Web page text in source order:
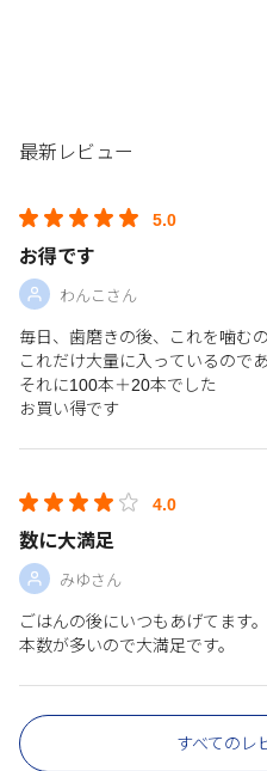
最新レビュー
5.0
お得です
わんこさん
毎日、歯磨きの後、これを噛む
これだけ大量に入っているので
それに100本＋20本でした
お買い得です
4.0
数に大満足
みゆさん
ごはんの後にいつもあげてます。
本数が多いので大満足です。
すべてのレ